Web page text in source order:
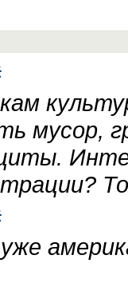
мусор,